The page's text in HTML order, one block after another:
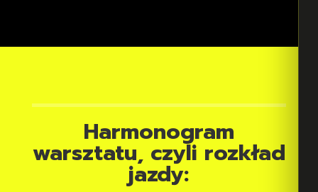
Harmonogram
warsztatu, czyli rozkład
jazdy: